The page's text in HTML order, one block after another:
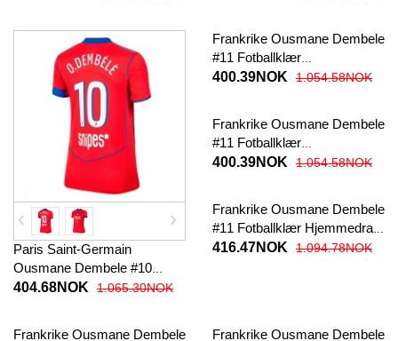
Paris Saint-Germain
Ousmane Dembele #10
Fotballklær Tredjedrakt Dame
404.68NOK 1.065.30NOK
Frankrike Ousmane Dembele
#11 Fotballklær
Hjemmedraktsett Barn EM
400.39NOK 1.054.58NOK
Frankrike Ousmane Dembele
#11 Fotballklær
Bortedraktsett Barn EM 2024
400.39NOK 1.054.58NOK
Frankrike Ousmane Dembele
#11 Fotballklær Hjemmedrakt
EM 2024 Kortermet
416.47NOK 1.094.78NOK
Frankrike Ousmane Dembele
Frankrike Ousmane Dembele